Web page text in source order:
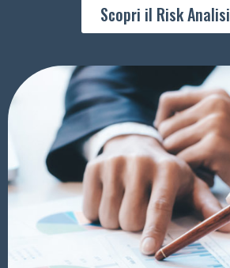
Scopri il Risk Analisi